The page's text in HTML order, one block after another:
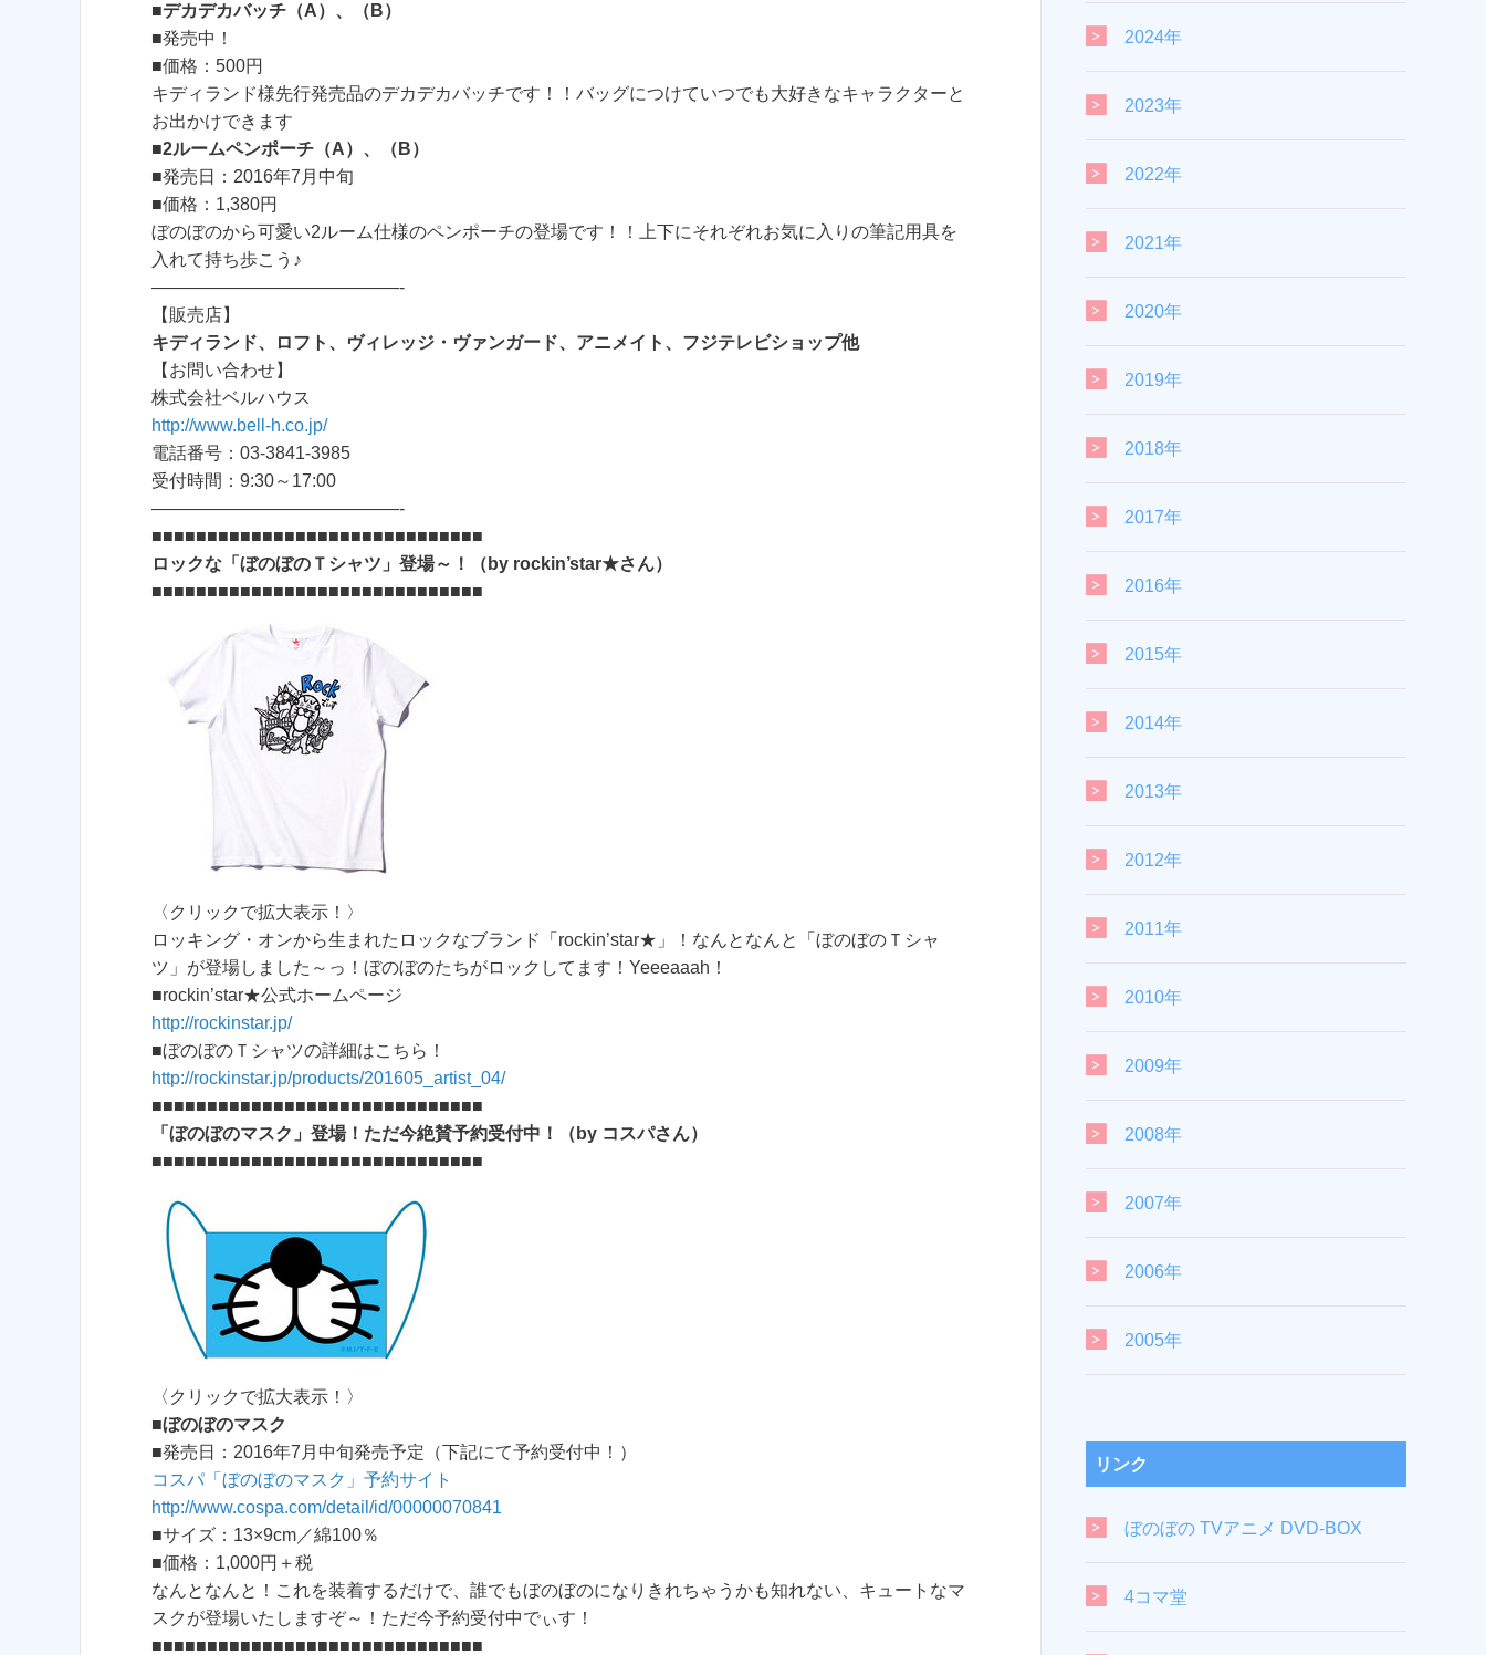
■デカデカバッチ（A）、（B）
■発売中！
■価格：500円
キディランド様先行発売品のデカデカバッチです！！バッグにつけていつでも大好きなキャラクターと
お出かけできます
■2ルームペンポーチ（A）、（B）
■発売日：2016年7月中旬
■価格：1,380円
ぼのぼのから可愛い2ルーム仕様のペンポーチの登場です！！上下にそれぞれお気に入りの筆記用具を
入れて持ち歩こう♪
——————————————-
【販売店】
キディランド、ロフト、ヴィレッジ・ヴァンガード、アニメイト、フジテレビショップ他
【お問い合わせ】
株式会社ベルハウス
http://www.bell-h.co.jp/
電話番号：03-3841-3985
受付時間：9:30～17:00
——————————————-
■■■■■■■■■■■■■■■■■■■■■■■■■■■■■■
ロックな「ぼのぼのＴシャツ」登場～！（by rockin’star★さん）
■■■■■■■■■■■■■■■■■■■■■■■■■■■■■■
〈クリックで拡大表示！〉
ロッキング・オンから生まれたロックなブランド「rockin’star★」！なんとなんと「ぼのぼのＴシャ
ツ」が登場しました～っ！ぼのぼのたちがロックしてます！Yeeeaaah！
■rockin’star★公式ホームページ
http://rockinstar.jp/
■ぼのぼのＴシャツの詳細はこちら！
http://rockinstar.jp/products/201605_artist_04/
■■■■■■■■■■■■■■■■■■■■■■■■■■■■■■
「ぼのぼのマスク」登場！ただ今絶賛予約受付中！（by コスパさん）
■■■■■■■■■■■■■■■■■■■■■■■■■■■■■■
〈クリックで拡大表示！〉
■ぼのぼのマスク
■発売日：2016年7月中旬発売予定（下記にて予約受付中！）
コスパ「ぼのぼのマスク」予約サイト
http://www.cospa.com/detail/id/00000070841
■サイズ：13×9cm／綿100％
■価格：1,000円＋税
なんとなんと！これを装着するだけで、誰でもぼのぼのになりきれちゃうかも知れない、キュートなマ
スクが登場いたしますぞ～！ただ今予約受付中でぃす！
■■■■■■■■■■■■■■■■■■■■■■■■■■■■■■
2024年
2023年
2022年
2021年
2020年
2019年
2018年
2017年
2016年
2015年
2014年
2013年
2012年
2011年
2010年
2009年
2008年
2007年
2006年
2005年
リンク
ぼのぼの TVアニメ DVD-BOX
4コマ堂